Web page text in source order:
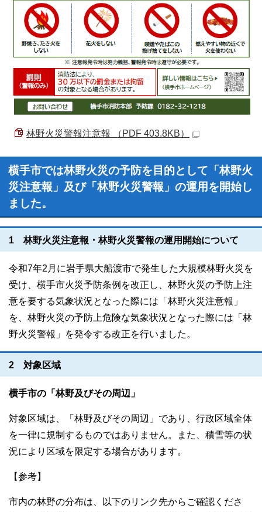
林野火災警報注意報 （PDF 403.8KB）
横手市では林野火災の予防を目的として「林野火
災注意報」及び「林野火災警報」の運用を開始し
ました。
1 林野火災注意報・林野火災警報の運用開始について
令和7年2月に岩手県大船渡市で発生した大規模林野火災を
受け、横手市火災予防条例を改正し、林野火災の予防上注
意を要する気象状況となった際には「林野火災注意報」
を、林野火災の予防上危険な気象状況となった際には「林
野火災警報」を発令する改正を行いました。
2 対象区域
横手市の「林野及びその周辺」
対象区域は、「林野及びその周辺」であり、行政区域全体
を一律に規制するものではありません。また、積雪等の状
況により区域を限定する場合があります。
【参考】
市内の林野の分布は、以下のリンク先からご確認くださ